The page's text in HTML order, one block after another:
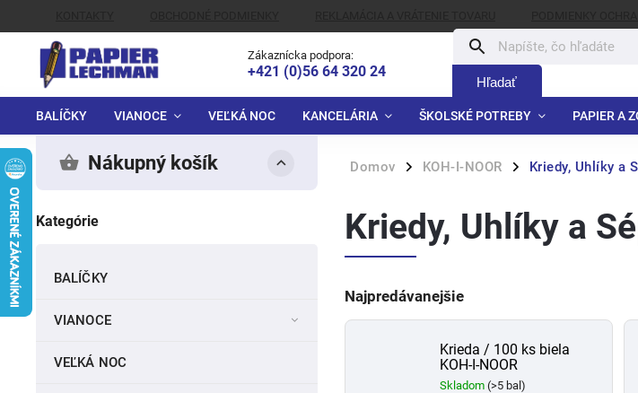
ALTERNATÍVNE RIEŠENIE SPOROV
Zákaznícka podpora:
+421 (0)56 64 320 24
Hľadať
BALÍČKY VIANOCE VEĽKÁ NOC KANCELÁRIA ŠKOLSKÉ POTREBY PAPIER A
Domov / KOH-I-NOOR / Kriedy, Uhlíky a
Nákupný košík
Kategórie
BALÍČKY
VIANOCE
VEĽKÁ NOC
Kriedy, Uhlíky a
Najpredávanejšie
Krieda / 100 ks biela
KOH-I-NOOR
Skladom (>5 bal)